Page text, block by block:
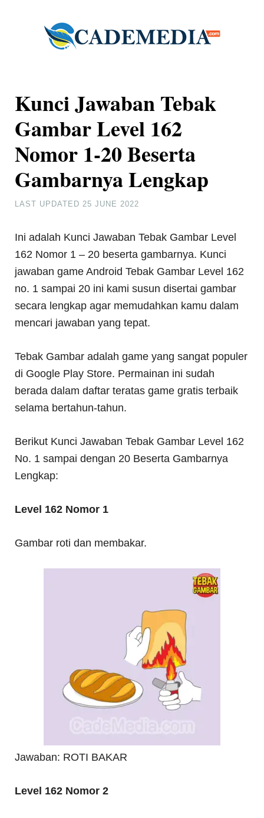
Kunci Jawaban Tebak
Gambar Level 162
Nomor 1-20 Beserta
Gambarnya Lengkap
LAST UPDATED25 JUNE 2022
Ini adalah Kunci Jawaban Tebak Gambar Level
162 Nomor 1 – 20 beserta gambarnya. Kunci
jawaban game Android Tebak Gambar Level 162
no. 1 sampai 20 ini kami susun disertai gambar
secara lengkap agar memudahkan kamu dalam
mencari jawaban yang tepat.
Tebak Gambar adalah game yang sangat populer
di Google Play Store. Permainan ini sudah
berada dalam daftar teratas game gratis terbaik
selama bertahun-tahun.
Berikut Kunci Jawaban Tebak Gambar Level 162
No. 1 sampai dengan 20 Beserta Gambarnya
Lengkap:
Level 162 Nomor 1
Gambar roti dan membakar.
Jawaban: ROTI BAKAR
Level 162 Nomor 2